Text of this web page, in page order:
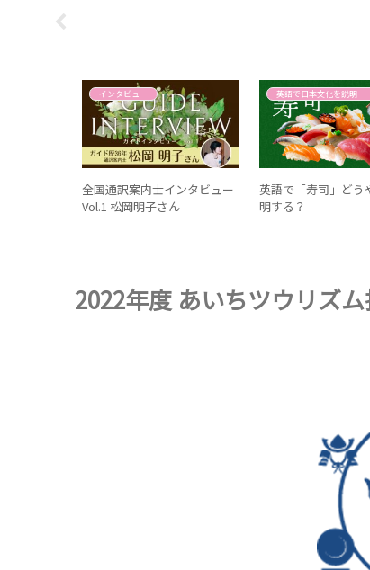
インタビュー
全国通訳案内士インタビュー
Vol.1 松岡明子さん
英語で日本文化を説明する
英語で「寿司」どう
明する？
2022年度 あいちツウリズ